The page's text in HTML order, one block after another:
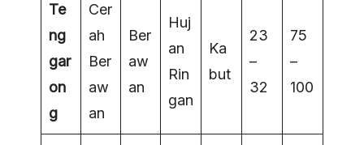
Te
ng
gar
on
g
Cer
ah
Ber
aw
an
Ber
aw
an
Huj
an
Rin
gan
Ka
but
23
–
32
75
–
100